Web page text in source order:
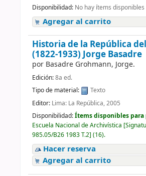
Disponibilidad: No hay ítems disponibles
Agregar al carrito
Historia de la República
(1822-1933) Jorge Basadre
por Basadre Grohmann, Jorge.
Edición:8a ed.
Tipo de material:
Texto
Editor: Lima: La República, 2005
Disponibilidad:Ítems disponibles para
Escuela Nacional de Archivística [
985.05/B26 1983 T.2] (16).
Hacer reserva
Agregar al carrito